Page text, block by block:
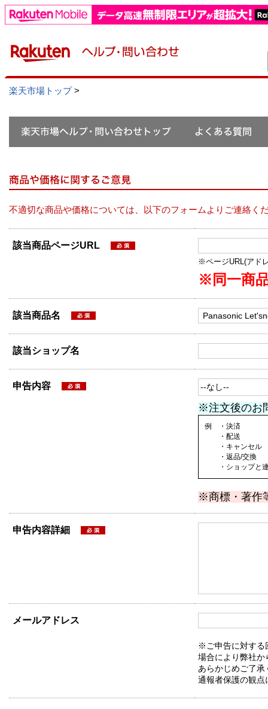
楽天市場トップ>
不適切な商品や価格については、以下のフォームよりご連絡く
該当商品ページURL
※ページURL(アド
※同一商
該当商品名
該当ショップ名
申告内容
※注文後のお
例 ・決済
・配送
・キャンセル
・返品/交換
・ショップと連
※商標・著作
申告内容詳細
メールアドレス
※ご申告に対する
場合により弊社か
あらかじめご了承
通報者保護の観点